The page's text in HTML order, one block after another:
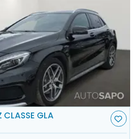
CLASSE GLA